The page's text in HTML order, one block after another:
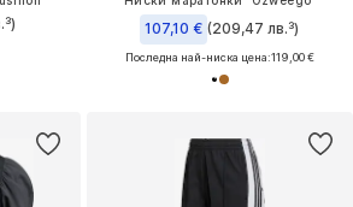
107,10 € (209,47 лв.³)
Последна най-ниска цена:119,00 €